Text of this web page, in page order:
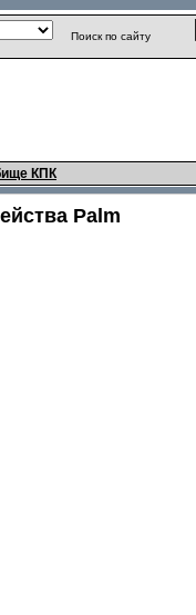
Поиск по сайту
КПК
Palm